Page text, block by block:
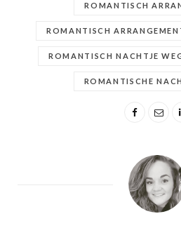
ROMANTISCH
ROMANTISCH
ROMANTISCH NACHTJE
ROMANTISCHE